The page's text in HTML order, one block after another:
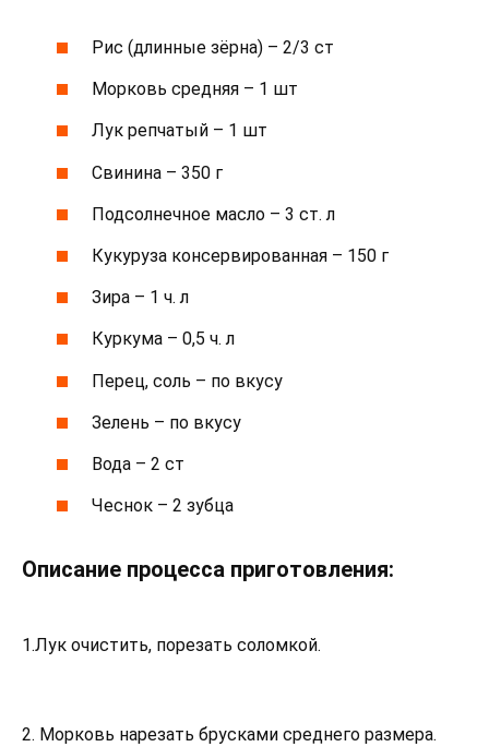
Рис (длинные зёрна) – 2/3 ст
Морковь средняя – 1 шт
Лук репчатый – 1 шт
Свинина – 350 г
Подсолнечное масло – 3 ст. л
Кукуруза консервированная – 150 г
Зира – 1 ч. л
Куркума – 0,5 ч. л
Перец, соль – по вкусу
Зелень – по вкусу
Вода – 2 ст
Чеснок – 2 зубца
Описание процесса приготовления:
1.Лук очистить, порезать соломкой.
2. Морковь нарезать брусками среднего размера.